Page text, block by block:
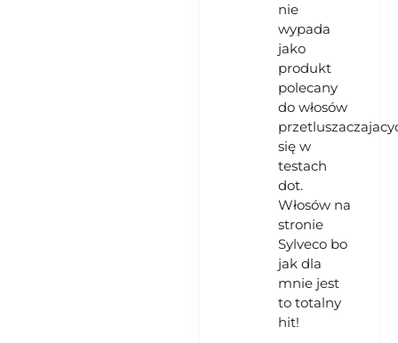
nie
wypada
jako
produkt
polecany
do włosów
się w
testach
dot.
Włosów na
stronie
Sylveco bo
jak dla
mnie jest
to totalny
hit!